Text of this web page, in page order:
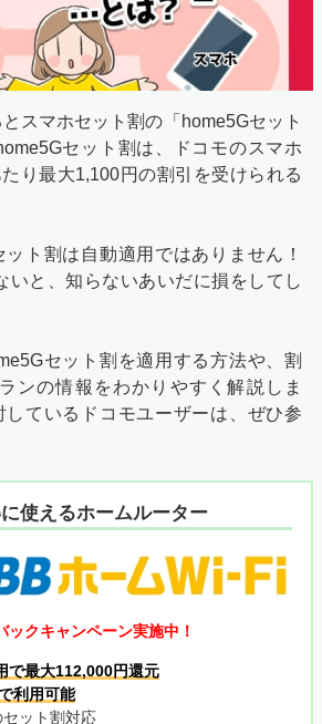
スマホセット割の「home5Gセット
セット割は、ドコモのスマホ
り最大1,100円の割引を受けられる
ト割は自動適用ではありません！
いと、知らないあいだに損をしてし
セット割を適用する方法や、割
ンの情報をわかりやすく解説しま
しているドコモユーザーは、ぜひ参
使えるホームルーター
クキャンペーン実施中！
で最大112,000円還元
利用可能
セット割対応